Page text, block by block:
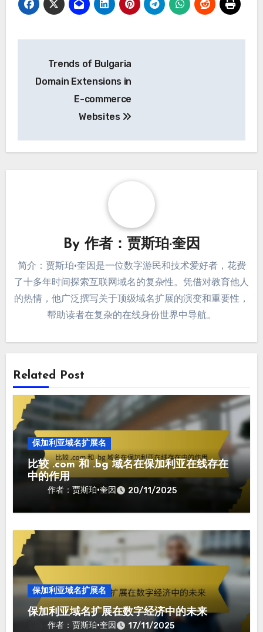
navigation
Trends of Bulgaria
Domain Extensions in
E-commerce
Websites
By作者：贾斯珀·奎因
简介：贾斯珀·奎因是一位数字游民和技术爱好者，花费
了十多年时间探索互联网域名的复杂性。凭借对教育他人
的热情，他广泛撰写关于顶级域名扩展的演变和重要性，
帮助读者在复杂的在线身份世界中导航。
Related Post
保加利亚域名扩展名
比较 .com 和 .bg 域名在保加利亚在线存在
中的作用
作者：贾斯珀·奎因 20/11/2025
保加利亚域名扩展名
保加利亚域名扩展在数字经济中的未来
作者：贾斯珀·奎因 17/11/2025